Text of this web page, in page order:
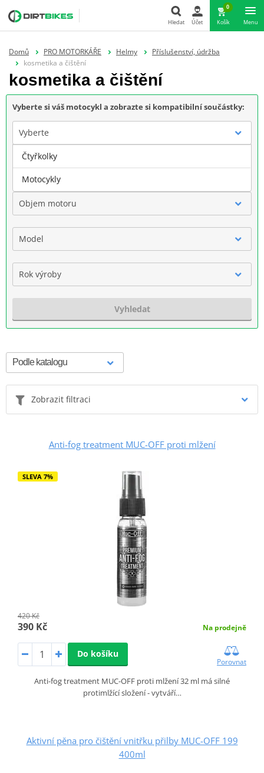
Hledat
Hledat Účet
0
Košík Menu
Domů PRO MOTORKÁŘE Helmy
Příslušenství, údržba
kosmetika a čištění
kosmetika a čištění
Vyberte si váš motocykl a zobrazte si kompatibilní součástky:
Vyberte
Značka
Objem motoru
Model
Rok výroby
Vyhledat
Zobrazit filtraci
Anti-fog treatment MUC-OFF proti mlžení
SLEVA 7%
420 Kč
390 Kč Na prodejně
Do košíku
Porovnat
Anti-fog treatment MUC-OFF proti mlžení 32 ml má silné
protimlžící složení - vytváří…
Aktivní pěna pro čištění vnitřku přilby MUC-OFF 199
400ml
Čtyřkolky
Motocykly